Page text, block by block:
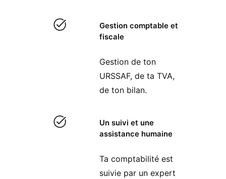
Gestion comptable et
fiscale
Gestion de ton
URSSAF, de ta TVA,
de ton bilan.
Un suivi et une
assistance humaine
Ta comptabilité est
suivie par un expert